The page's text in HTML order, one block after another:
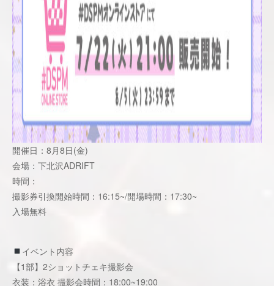
開催日：8月8日(金)
会場：下北沢ADRIFT
時間：
撮影券引換開始時間：16:15~/開場時間：17:30~
入場無料
イベント内容
【1部】2ショットチェキ撮影会
衣装：浴衣 撮影会時間：18:00~19:00